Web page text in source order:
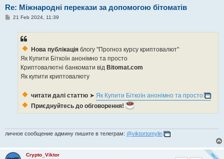
Re: Міжнародні перекази за допомогою бітоматів
P21 Feb 2024, 11:39
Нова публікація блогу "Прогноз курсу криптовалют"
Як Купити Біткоїн анонімно та просто
Криптовалютні банкомати від Bitomat.com
Як купити криптовалюту
читати далі статтю ➤ Як Купити Біткоїн анонімно та просто
Приєднуйтесь до обговорення!
личное сообщение админу пишите в телеграм: @viktortomylin
Crypto_Viktor